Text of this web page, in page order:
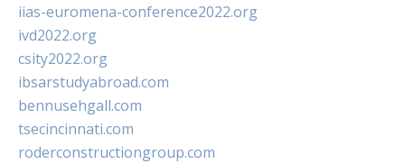
iias-euromena-conference2022.org
ivd2022.org
csity2022.org
ibsarstudyabroad.com
bennusehgall.com
tsecincinnati.com
roderconstructiongroup.com